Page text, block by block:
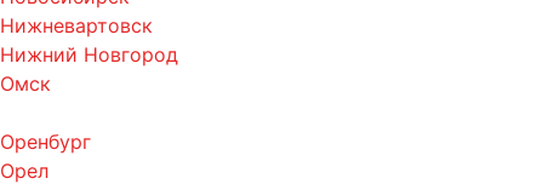
Нижневартовск
Нижний Новгород
Омск
Оренбург
Орел